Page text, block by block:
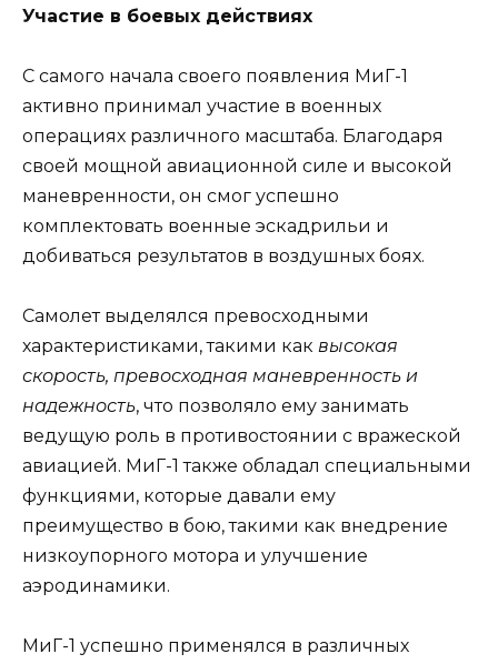
Участие в боевых действиях
С самого начала своего появления МиГ-1
активно принимал участие в военных
операциях различного масштаба. Благодаря
своей мощной авиационной силе и высокой
маневренности, он смог успешно
комплектовать военные эскадрильи и
добиваться результатов в воздушных боях.
Самолет выделялся превосходными
характеристиками, такими как высокая
скорость, превосходная маневренность и
надежность, что позволяло ему занимать
ведущую роль в противостоянии с вражеской
авиацией. МиГ-1 также обладал специальными
функциями, которые давали ему
преимущество в бою, такими как внедрение
низкоупорного мотора и улучшение
аэродинамики.
МиГ-1 успешно применялся в различных